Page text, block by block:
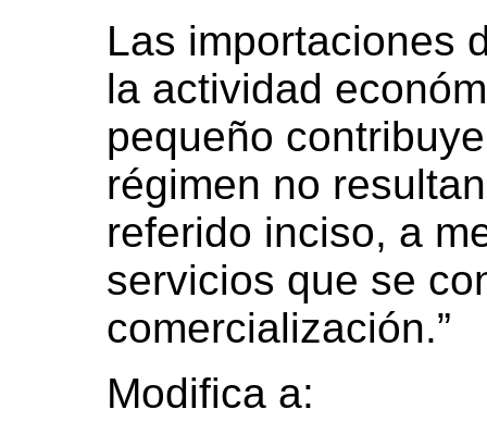
Las importaciones
la actividad
pequeño
régimen no
referido inciso, a
servicios que se
comercialización.”
Modifica a: